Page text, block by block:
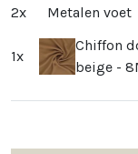
2x Metalen voet
1x
Chiffon
beige -